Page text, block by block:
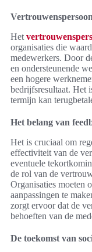
Het
organisaties die
medewerkers. Door
en ondersteunende
een hogere
bedrijfsresultaat. Het
termijn kan
Het belang van
Het is cruciaal om
effectiviteit van de
eventuele
de rol van de
Organisaties moeten
aanpassingen te
zorgt ervoor dat de
behoeften van de
De toekomst van